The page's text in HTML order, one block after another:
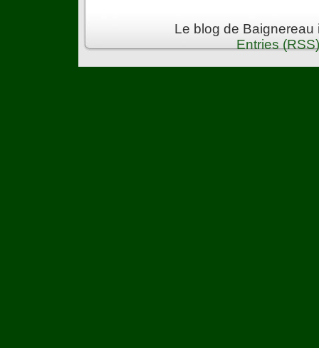
Le blog de
Entries (RSS)